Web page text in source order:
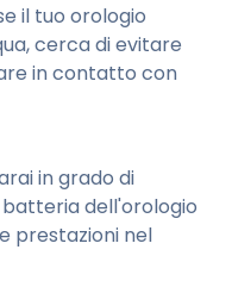
il tuo orologio
cerca di evitare
in contatto con
in grado di
dell'orologio
prestazioni nel